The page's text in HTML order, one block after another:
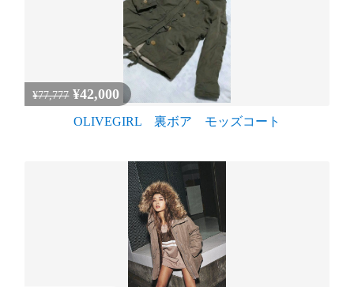
¥77,777 ¥42,000
OLIVEGIRL 裏ボア モッズコート